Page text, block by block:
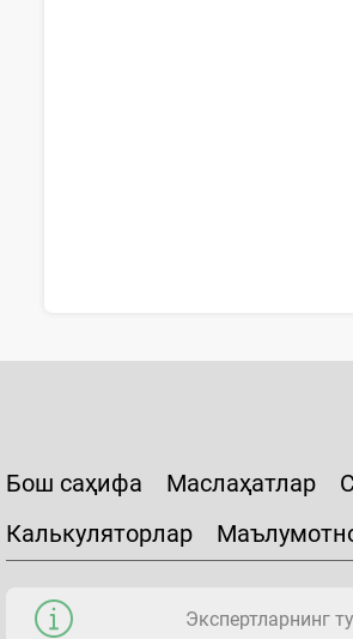
Бош саҳифа Маслаҳатлар
Калькуляторлар
Экспертларнинг